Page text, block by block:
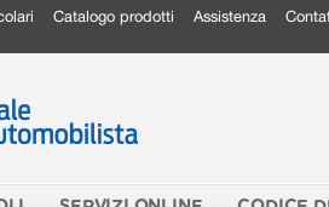
Catalogo prodotti Assistenza